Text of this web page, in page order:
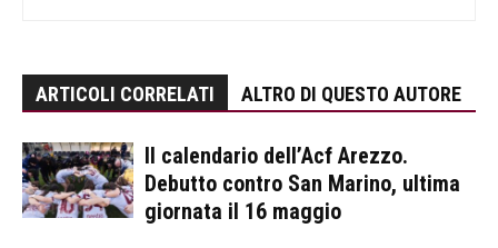
ARTICOLI CORRELATI ALTRO DI QUESTO AUTORE
Il calendario dell’Acf Arezzo.
Debutto contro San Marino, ultima
giornata il 16 maggio